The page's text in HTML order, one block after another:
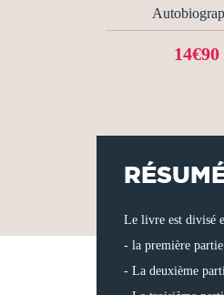
14€90
Le livre est divisé
- la première
- La deuxième